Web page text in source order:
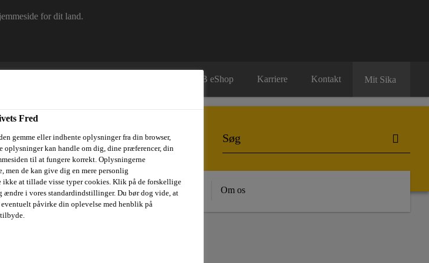
for dit land.
B2B eShop Karriere Kontakt Mit Sika
værktøjskasse Referencer Bæredygtighed Om os
Fred
gemme eller indhente oplysninger fra din browser,
oplysninger kan handle om dig, dine præferencer, din
til at fungere korrekt. Oplysningerne
de kan give dig en mere personlig
at tillade visse typer cookies. Klik på de forskellige
ændre i vores standardindstillinger. Du bør dog vide, at
påvirke din oplevelse med henblik på